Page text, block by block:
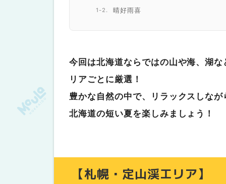
晴好雨喜
北海道立噴火湾パノラマパーク オ
東大沼キャンプ場
【旭川・層雲峡エリア】
層雲峡オートキャンプ場
RECAMP 砂湯（砂湯野営場）
達古武オートキャンプ場
今回は北海道ならではの山や海、湖
リアごとに厳選！
豊かな自然の中で、リラックスしな
北海道の短い夏を楽しみましょう！
【札幌・定山渓エリア】